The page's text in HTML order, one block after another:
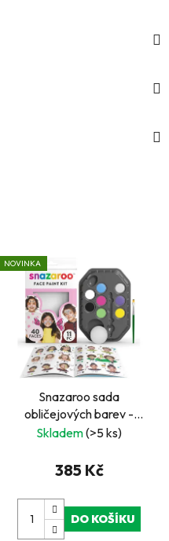
NOVINKA
Snazaroo sada
obličejových barev -
růžová
Skladem(>5 ks)
385 Kč
DO KOŠÍKU